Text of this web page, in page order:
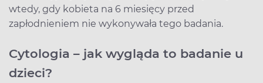
wtedy, gdy kobieta na 6 miesięcy przed
zapłodnieniem nie wykonywała tego badania.
Cytologia – jak wygląda to badanie u
dzieci?